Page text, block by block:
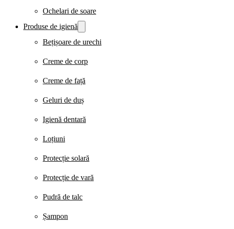
Ochelari de soare
Produse de igienă
Bețișoare de urechi
Creme de corp
Creme de față
Geluri de duș
Igienă dentară
Loțiuni
Protecție solară
Protecție de vară
Pudră de talc
Șampon